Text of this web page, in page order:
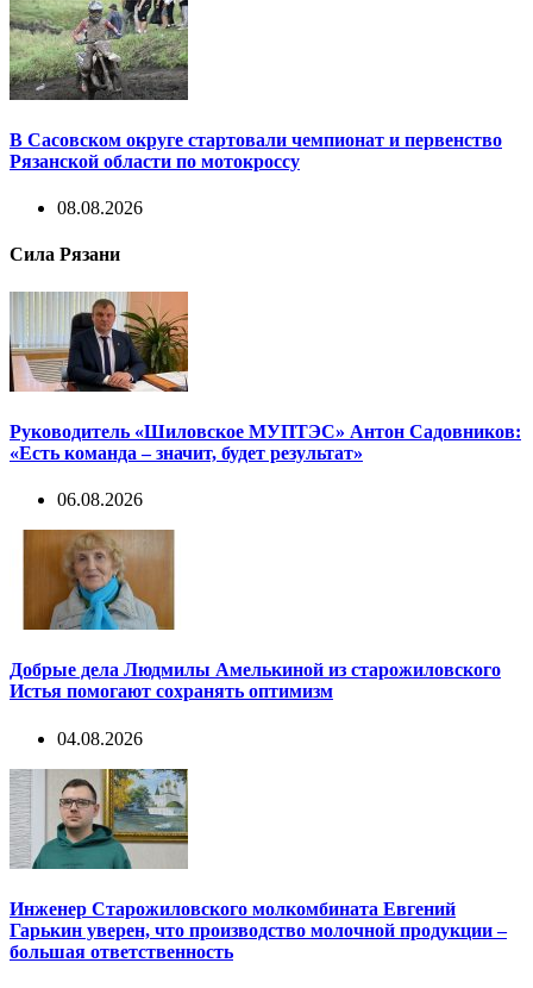
В Сасовском округе стартовали чемпионат и первенство
Рязанской области по мотокроссу
08.08.2026
Сила Рязани
Руководитель «Шиловское МУПТЭС» Антон Садовников:
«Есть команда – значит, будет результат»
06.08.2026
Добрые дела Людмилы Амелькиной из старожиловского
Истья помогают сохранять оптимизм
04.08.2026
Инженер Старожиловского молкомбината Евгений
Гарькин уверен, что производство молочной продукции –
большая ответственность